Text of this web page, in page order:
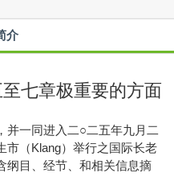
介
七章极重要的方面
一同进入二○二五年九月二
市（Klang）举行之国际长老
纲目、经节、和相关信息摘